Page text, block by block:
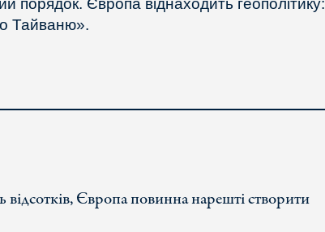
порядок. Європа віднаходить геополітику:
Тайваню».
відсотків, Європа повинна нарешті створити